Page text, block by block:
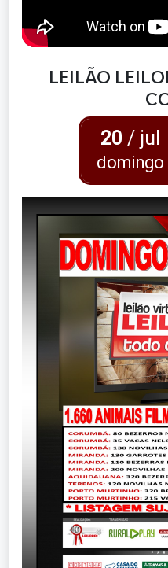
LEILÃO
20 / jul
domingo